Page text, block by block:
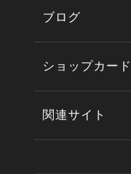
ブログ
ショップカー
関連サイト